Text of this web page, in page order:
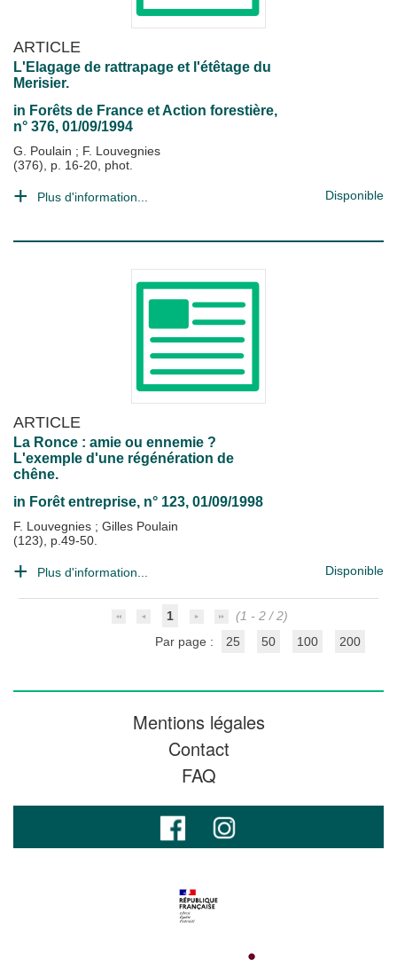
ARTICLE
L'Elagage de rattrapage et l'étêtage du
Merisier.
in Forêts de France et Action forestière,
n° 376, 01/09/1994
G. Poulain ; F. Louvegnies
(376), p. 16-20, phot.
Plus d'information... Disponible
ARTICLE
La Ronce : amie ou ennemie ?
L'exemple d'une régénération de
chêne.
in Forêt entreprise, n° 123, 01/09/1998
F. Louvegnies ; Gilles Poulain
(123), p.49-50.
Plus d'information... Disponible
1
(1 - 2 / 2)
Par page :
25 50 100 200
Mentions légales
Contact
FAQ